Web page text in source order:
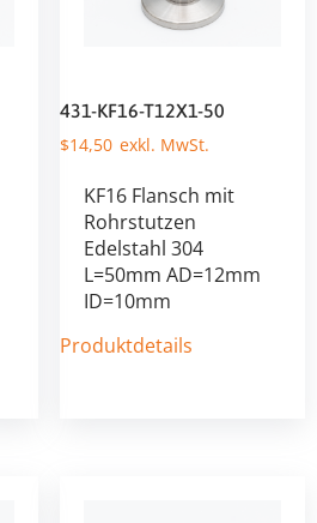
431-KF16-T12X1-50
$14,50
KF16 Flansch mit
Rohrstutzen
Edelstahl 304
L=50mm AD=12mm
ID=10mm
Produktdetails